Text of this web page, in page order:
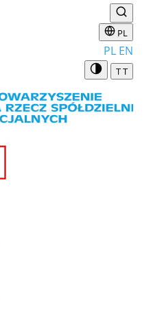
PL
PL EN
TT